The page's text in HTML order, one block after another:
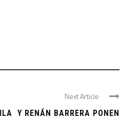
Next Article
Y RENÁN BARRERA PONEN